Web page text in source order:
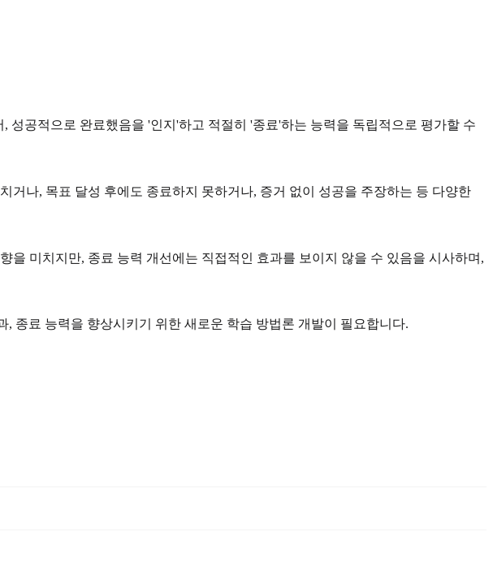
공적으로 완료했음을 '인지'하고 적절히 '종료'하는 능력을 독립적으로 평가할 수
거나, 목표 달성 후에도 종료하지 못하거나, 증거 없이 성공을 주장하는 등 다양한
미치지만, 종료 능력 개선에는 직접적인 효과를 보이지 않을 수 있음을 시사하며,
종료 능력을 향상시키기 위한 새로운 학습 방법론 개발이 필요합니다.